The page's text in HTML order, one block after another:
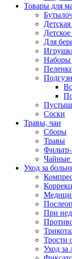
Товары для
Для
Наборы
Соски
Травы, чаи
Сборы
Травы
Чайные
Уход за
При
Трости
Уход